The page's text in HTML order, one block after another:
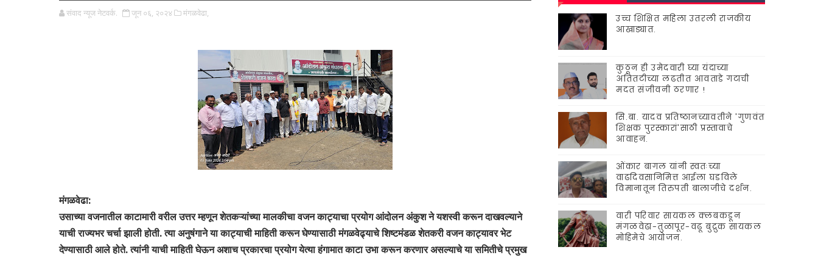
संवाद न्यूज नेटवर्क. जून ०६, २०२४ मंगळवेढा,
मंगळवेढा:
उसाच्या वजनातील काटामारी वरील उत्तर म्हणून शेतकऱ्यांच्या मालकीचा वजन काट्याचा प्रयोग आंदोलन अंकुश ने यशस्वी करून दाखवल्याने
याची राज्यभर चर्चा झाली होती. त्या अनुषंगाने या काट्याची माहिती करून घेण्यासाठी मंगळवेढ्याचे शिष्टमंडळ शेतकरी वजन काट्यावर भेट
देण्यासाठी आले होते. त्यांनी याची माहिती घेऊन अशाच प्रकारचा प्रयोग येत्या हंगामात काटा उभा करून करणार असल्याचे या समितीचे प्रमुख
उच्च शिक्षित महिला उतरली राजकीय
आखाड्यात.
कुठून ही उमेदवारी घ्या यंदाच्या
अतितटीच्या लढतीत आवताडे गटाची
मदत संजीवनी ठरणार !
सि.बा. यादव प्रतिष्ठानच्यावतीने 'गुणवंत
शिक्षक पुरस्कारां'साठी प्रस्तावाचे
आवाहन.
ओंकार बागल यांनी स्वतःच्या
वाढदिवसानिमित्त आईला घडविले
विमानातून तिरुपती बालाजीचे दर्शन.
वारी परिवार सायकल क्लबकडून
मंगळवेढा-तुळापूर-वढू बुद्रुक सायकल
मोहिमेचे आयोजन.